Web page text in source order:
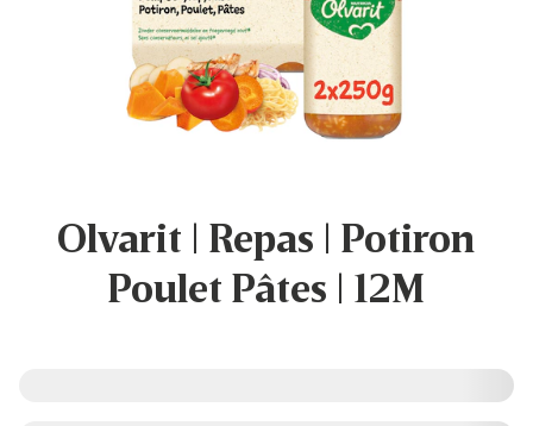
Olvarit | Repas | Potiron
Poulet Pâtes | 12M